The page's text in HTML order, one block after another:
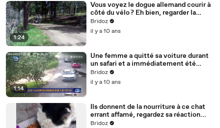
1:24
Vous voyez le dogue allemand courir à
côté du vélo ? Eh bien, regarder la
suite... MDR !
Bridoz
il y a 10 ans
1:14
Une femme a quitté sa voiture durant
un safari et a immédiatement été
attaquée par un tigre.
Bridoz
il y a 10 ans
Ils donnent de la nourriture à ce chat
errant affamé, regardez sa réaction...
Bridoz